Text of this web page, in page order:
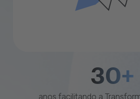
30+
anos facilitando a